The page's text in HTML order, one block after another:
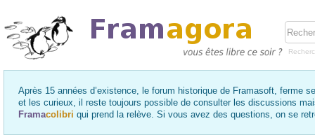
Après 15 années d’existence, le forum historique de Framasoft, ferme
et les curieux, il reste toujours possible de consulter les discussions
Framacolibri qui prend la relève. Si vous avez des questions, on se